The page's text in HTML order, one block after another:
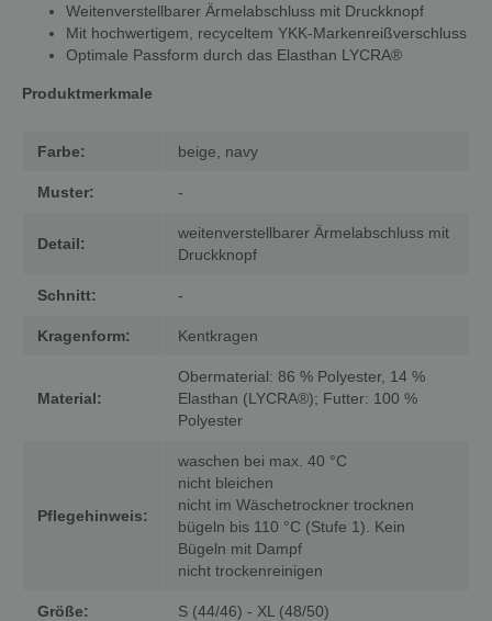
Weitenverstellbarer Ärmelabschluss mit Druckknopf
Mit hochwertigem, recyceltem YKK-Markenreißverschluss
Optimale Passform durch das Elasthan LYCRA®
Produktmerkmale
Farbe: beige, navy
Muster: -
Detail:
weitenverstellbarer Ärmelabschluss mit
Druckknopf
Schnitt: -
Kragenform: Kentkragen
Material:
Obermaterial: 86 % Polyester, 14 %
Elasthan (LYCRA®); Futter: 100 %
Polyester
Pflegehinweis:
waschen bei max. 40 °C
nicht bleichen
nicht im Wäschetrockner trocknen
bügeln bis 110 °C (Stufe 1). Kein
Bügeln mit Dampf
nicht trockenreinigen
Größe: S (44/46) - XL (48/50)